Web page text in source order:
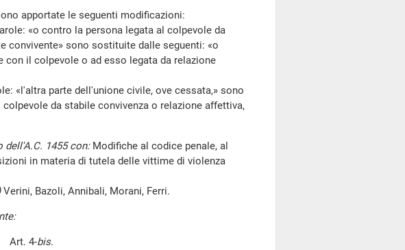
apportate le seguenti modificazioni:
«o contro la persona legata al colpevole da
convivente» sono sostituite dalle seguenti: «o
il colpevole o ad esso legata da relazione
«l'altra parte dell'unione civile, ove cessata,» sono
da stabile convivenza o relazione affettiva,
1455 con:Modifiche al codice penale, al
in materia di tutela delle vittime di violenza
Verini, Bazoli, Annibali, Morani, Ferri.
Art. 4-bis.